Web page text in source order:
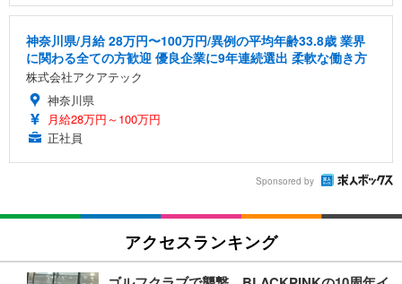
神奈川県/月給 28万円〜100万円/異例の平均年齢33.8歳 業界
に関わる全ての方歓迎 優良企業に9年連続選出 柔軟な働き方
株式会社アクアテック
神奈川県
月給28万円～100万円
正社員
Sponsored by
アクセスランキング